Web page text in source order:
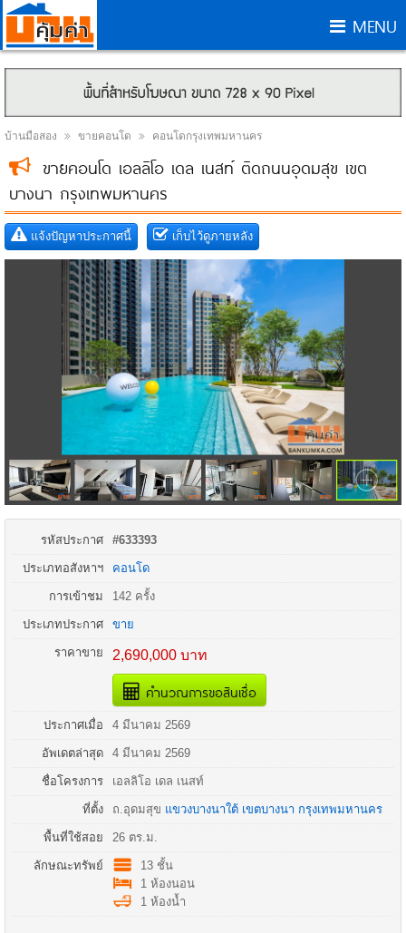
MENU
บ้านมือสอง ขายคอนโด คอนโดกรุงเทพมหานคร
ขายคอนโด เอลลิโอ เดล เนสท์ ติดถนนอุดมสุข เขต
บางนา กรุงเทพมหานคร
แจ้งปัญหาประกาศนี้ เก็บไว้ดูภายหลัง
รหัสประกาศ #633393
ประเภทอสังหาฯ คอนโด
การเข้าชม 142 ครั้ง
ประเภทประกาศ ขาย
ราคาขาย 2,690,000 บาท
คำนวณการขอสินเชื่อ
ประกาศเมื่อ 4 มีนาคม 2569
อัพเดตล่าสุด 4 มีนาคม 2569
ชื่อโครงการ เอลลิโอ เดล เนสท์
ที่ตั้ง ถ. อุดมสุข แขวงบางนาใต้ เขตบางนา กรุงเทพมหานคร
พื้นที่ใช้สอย 26 ตร.ม.
ลักษณะทรัพย์
13 ชั้น
1 ห้องนอน
1 ห้องน้ำ